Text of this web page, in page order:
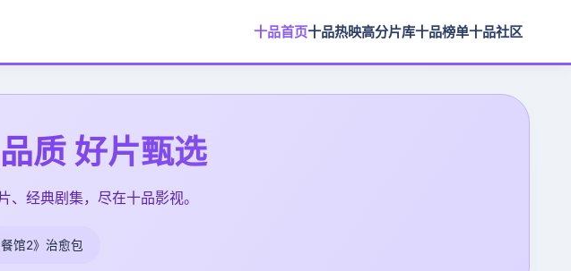
十品首页十品热映高分片库十品榜单十品社区
质 好片甄选
经典剧集，尽在十品影视。
餐馆2》治愈包